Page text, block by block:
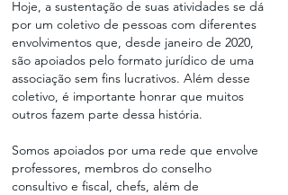
Hoje, a sustentação de suas atividades se dá
por um coletivo de pessoas com diferentes
envolvimentos que, desde janeiro de 2020,
são apoiados pelo formato jurídico de uma
associação sem fins lucrativos. Além desse
coletivo, é importante honrar que muitos
outros fazem parte dessa história.
Somos apoiados por uma rede que envolve
professores, membros do conselho
consultivo e fiscal, chefs, além de